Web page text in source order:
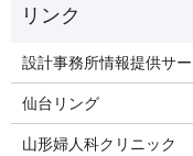
リンク
設計事務所情報提供サ
仙台リング
山形婦人科クリニック